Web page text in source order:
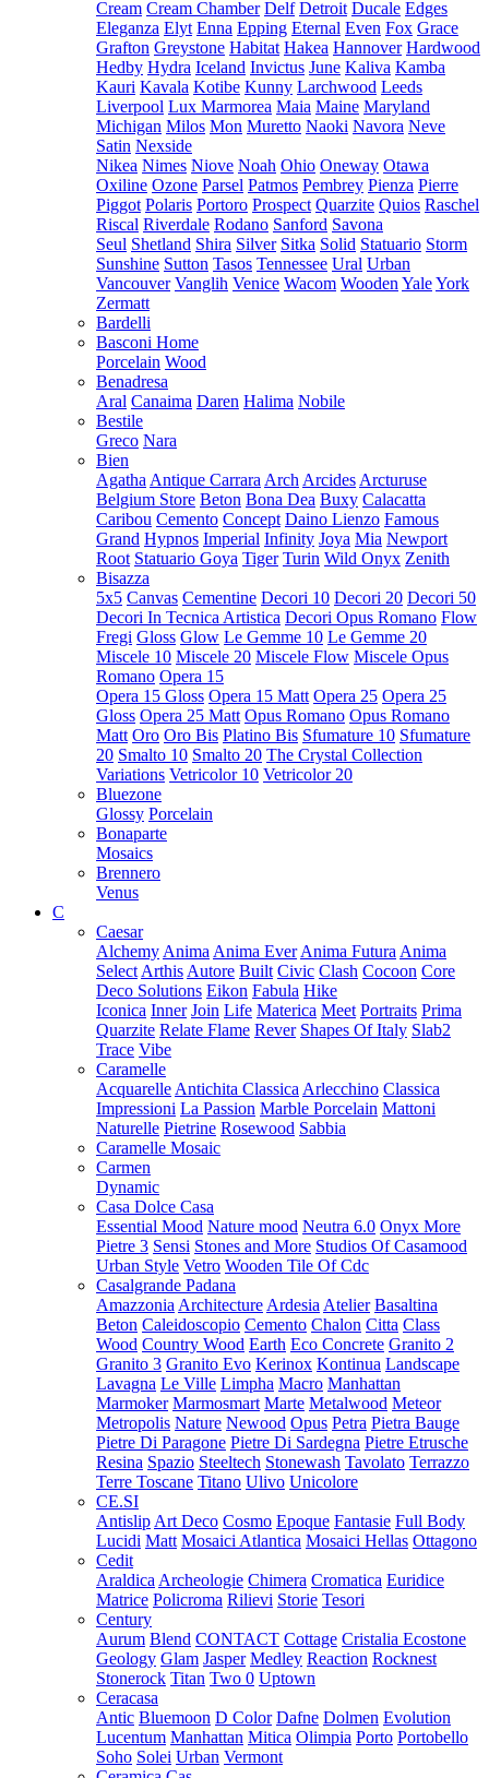
Cream Cream Chamber Delf Detroit Ducale Edges
Eleganza Elyt Enna Epping Eternal Even Fox Grace
Grafton Greystone Habitat Hakea Hannover Hardwood
Hedby Hydra Iceland Invictus June Kaliva Kamba
Kauri Kavala Kotibe Kunny Larchwood Leeds
Liverpool Lux Marmorea Maia Maine Maryland
Michigan Milos Mon Muretto Naoki Navora Neve
Satin Nexside
Nikea Nimes Niove Noah Ohio Oneway Otawa
Oxiline Ozone Parsel Patmos Pembrey Pienza Pierre
Piggot Polaris Portoro Prospect Quarzite Quios Raschel
Riscal Riverdale Rodano Sanford Savona
Seul Shetland Shira Silver Sitka Solid Statuario Storm
Sunshine Sutton Tasos Tennessee Ural Urban
Vancouver Vanglih Venice Wacom Wooden YaleYork
Zermatt
Bardelli
Basconi Home
Porcelain Wood
Benadresa
Aral Canaima Daren Halima Nobile
Bestile
Greco Nara
Bien
Agatha Antique Carrara Arch Arcides Arcturuse
Belgium Store Beton Bona Dea Buxy Calacatta
Caribou Cemento Concept Daino Lienzo Famous
Grand Hypnos Imperial Infinity Joya Mia Newport
Root Statuario Goya Tiger Turin Wild Onyx Zenith
Bisazza
5x5 Canvas Cementine Decori 10 Decori 20 Decori 50
Decori In Tecnica Artistica Decori Opus Romano Flow
Fregi Gloss Glow Le Gemme 10 Le Gemme 20
Miscele 10 Miscele 20 Miscele Flow Miscele Opus
Romano Opera 15
Opera 15 Gloss Opera 15 Matt Opera 25 Opera 25
Gloss Opera 25 Matt Opus Romano Opus Romano
Matt Oro Oro Bis Platino Bis Sfumature 10 Sfumature
20 Smalto 10 Smalto 20 The Crystal Collection
Variations Vetricolor 10 Vetricolor 20
Bluezone
Glossy Porcelain
Bonaparte
Mosaics
Brennero
Venus
C
Caesar
Alchemy Anima Anima Ever Anima Futura Anima
Select Arthis Autore Built Civic Clash Cocoon Core
Deco Solutions Eikon Fabula Hike
Iconica Inner Join Life Materica Meet Portraits Prima
Quarzite Relate Flame Rever Shapes Of Italy Slab2
Trace Vibe
Caramelle
Acquarelle Antichita Classica Arlecchino Classica
Impressioni La Passion Marble Porcelain Mattoni
Naturelle Pietrine Rosewood Sabbia
Caramelle Mosaic
Carmen
Dynamic
Casa Dolce Casa
Essential Mood Nature mood Neutra 6.0 Onyx More
Pietre 3 Sensi Stones and More Studios Of Casamood
Urban Style Vetro Wooden Tile Of Cdc
Casalgrande Padana
Amazzonia Architecture Ardesia Atelier Basaltina
Beton Caleidoscopio Cemento Chalon Citta Class
Wood Country Wood Earth Eco Concrete Granito 2
Granito 3 Granito Evo Kerinox Kontinua Landscape
Lavagna Le Ville Limpha Macro Manhattan
Marmoker Marmosmart Marte Metalwood Meteor
Metropolis Nature Newood Opus Petra Pietra Bauge
Pietre Di Paragone Pietre Di Sardegna Pietre Etrusche
Resina Spazio Steeltech Stonewash Tavolato Terrazzo
Terre Toscane Titano Ulivo Unicolore
CE.SI
Antislip Art Deco Cosmo Epoque Fantasie Full Body
Lucidi Matt Mosaici Atlantica Mosaici Hellas Ottagono
Cedit
Araldica Archeologie Chimera Cromatica Euridice
Matrice Policroma Rilievi Storie Tesori
Century
Aurum Blend CONTACT Cottage Cristalia Ecostone
Geology Glam Jasper Medley Reaction Rocknest
Stonerock Titan Two 0 Uptown
Ceracasa
Antic Bluemoon D Color Dafne Dolmen Evolution
Lucentum Manhattan Mitica Olimpia Porto Portobello
Soho Solei Urban Vermont